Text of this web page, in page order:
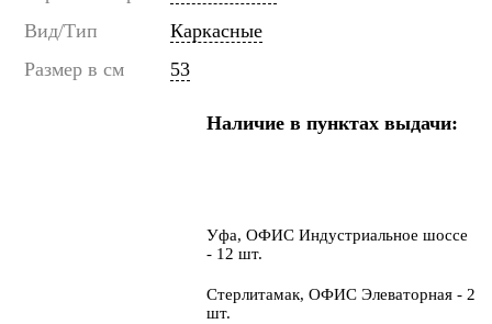
Вид/Тип
Каркасные
Размер в см
53
Наличие в пунктах выдачи:
Уфа, ОФИС Индустриальное шоссе
- 12 шт.
Стерлитамак, ОФИС Элеваторная - 2
шт.